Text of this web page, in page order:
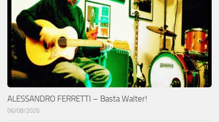
ALESSANDRO FERRETTI – Basta Walter!
06/08/2026